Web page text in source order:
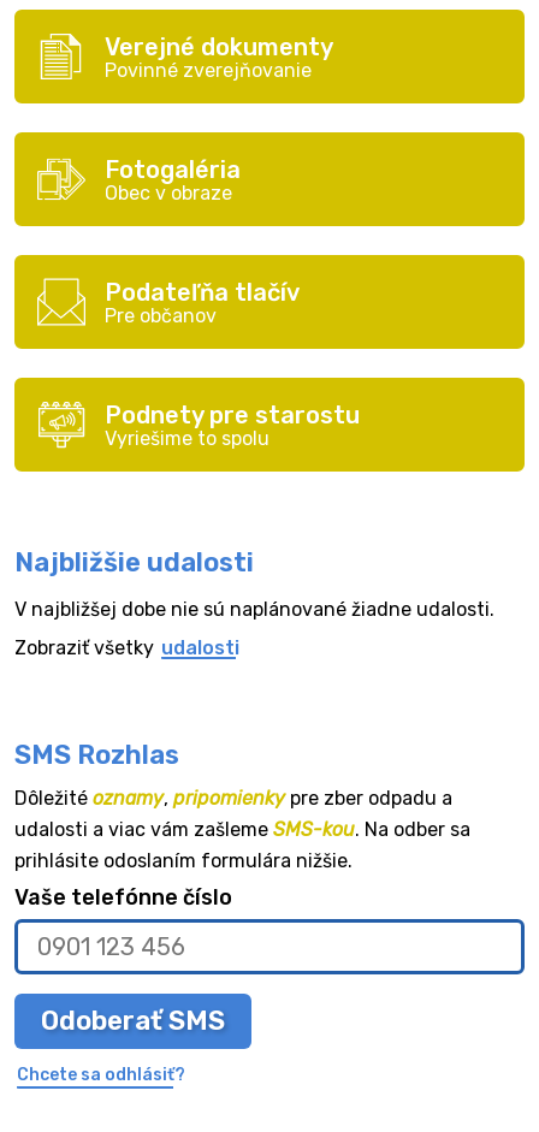
Verejné dokumenty
Povinné zverejňovanie
Fotogaléria
Obec v obraze
Podateľňa tlačív
Pre občanov
Podnety pre starostu
Vyriešime to spolu
Najbližšie udalosti
V najbližšej dobe nie sú naplánované žiadne udalosti.
Zobraziť všetky udalosti
SMS Rozhlas
Dôležité oznamy, pripomienkypre zber odpadu a
udalosti a viac vám zašleme SMS-kou. Na odber sa
prihlásite odoslaním formulára nižšie.
Vaše telefónne číslo
Odoberať SMS
Chcete sa odhlásiť?